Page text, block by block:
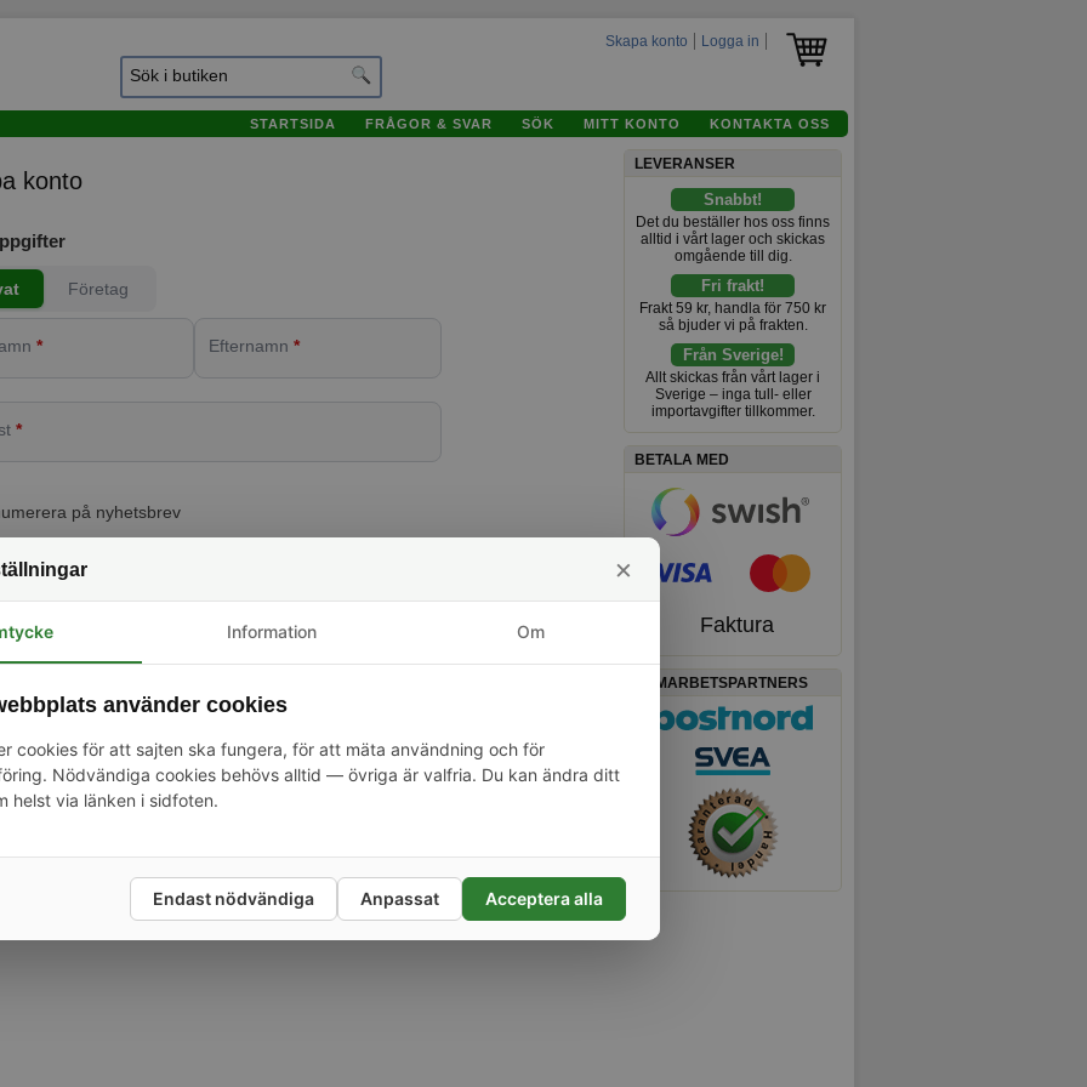
Skapa konto Logga in
STARTSIDA FRÅGOR & SVAR SÖK MITT KONTO KONTAKTA OSS
konto
Företag
* Efternamn *
*
på nyhetsbrev
*
lösenord *
LEVERANSER
Snabbt!
Det du beställer hos oss finns
alltid i vårt lager och skickas
omgående till dig.
Fri frakt!
Frakt 59 kr, handla för 750 kr
så bjuder vi på frakten.
Från Sverige!
Allt skickas från vårt lager i
Sverige – inga tull- eller
importavgifter tillkommer.
BETALA MED
Faktura
SAMARBETSPARTNERS
×
Information Om
använder cookies
cookies för att sajten ska fungera, för att mäta användning och för
Nödvändiga cookies behövs alltid — övriga är valfria. Du kan ändra ditt
helst via länken i sidfoten.
Endast nödvändiga Anpassat Acceptera alla